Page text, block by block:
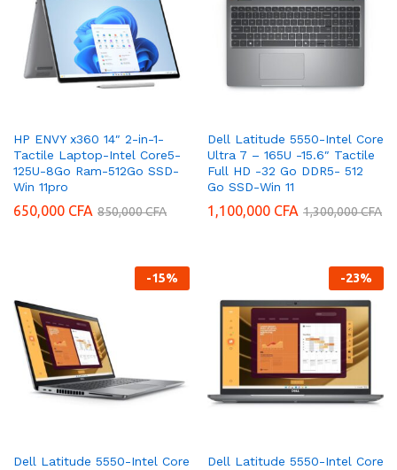
HP ENVY x360 14″ 2-in-1-
Tactile Laptop-Intel Core5-
125U-8Go Ram-512Go SSD-
Win 11pro
650,000 CFA 850,000CFA
Dell Latitude 5550-Intel Core
Ultra 7 – 165U -15.6″ Tactile
Full HD -32 Go DDR5- 512
Go SSD-Win 11
1,100,000 CFA 1,300,000CFA
-15%
Dell Latitude 5550-Intel Core
-23%
Dell Latitude 5550-Intel Core